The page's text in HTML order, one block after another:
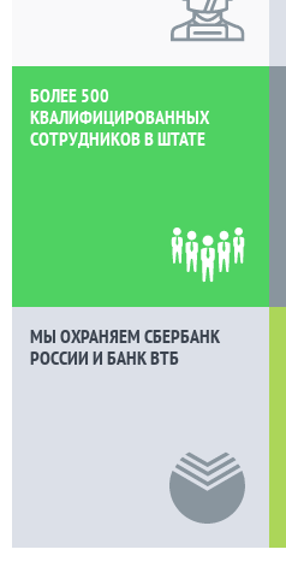
БОЛЕЕ 500
КВАЛИФИЦИРОВАННЫХ
СОТРУДНИКОВ В ШТАТЕ
МЫ ОХРАНЯЕМ СБЕРБАНК
РОССИИ И БАНК ВТБ